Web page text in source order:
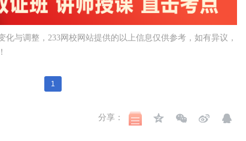
与调整，233网校网站提供的以上信息仅供参考，如有异议，
1
分享：